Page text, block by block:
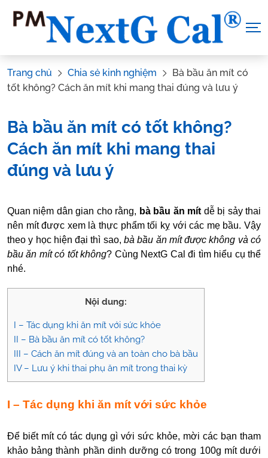
Trang chủ Chia sẻ kinh nghiệm
Bà bầu ăn mít có
tốt không? Cách ăn mít khi mang thai đúng và lưu ý
Bà bầu ăn mít có tốt không?
Cách ăn mít khi mang thai
đúng và lưu ý
Tác Giả: Nguyễn Thị Hiền Tham vấn y khoa: Dược sĩ Vũ
Thị Hậu
Quan niệm dân gian cho rằng, bà bầu ăn mít dễ bị sảy thai
nên mít được xem là thực phẩm tối kỵ với các mẹ bầu. Vậy
theo y học hiện đại thì sao, bà bầu ăn mít được không và có
bầu ăn mít có tốt không? Cùng NextG Cal đi tìm hiểu cụ thể
nhé.
Nội dung:
I – Tác dụng khi ăn mít với sức khỏe
II – Bà bầu ăn mít có tốt không?
III – Cách ăn mít đúng và an toàn cho bà bầu
IV – Lưu ý khi thai phụ ăn mít trong thai kỳ
I – Tác dụng khi ăn mít với sức khỏe
Để biết mít có tác dụng gì với sức khỏe, mời các bạn tham
khảo bảng thành phần dinh dưỡng có trong 100g mít dưới